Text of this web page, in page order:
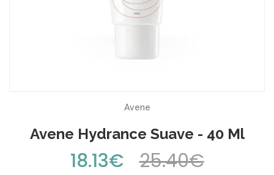
Avene
Avene Hydrance Suave - 40 Ml
18.13€ 25.40€